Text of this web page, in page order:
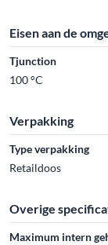
Eisen aan de
Tjunction
100 °C
Verpakking
Type verpakking
Retaildoos
Overige
Maximum intern